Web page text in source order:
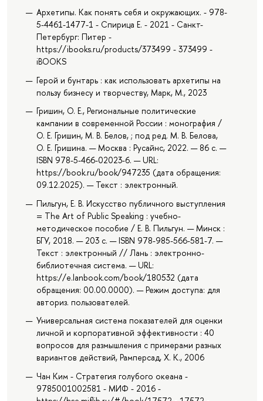
Архетипы. Как понять себя и окружающих. - 978-
5-4461-1477-1 - Спирица Е. - 2021 - Санкт-
Петербург: Питер -
https://ibooks.ru/products/373499 - 373499 -
iBOOKS
Герой и бунтарь : как использовать архетипы на
пользу бизнесу и творчеству, Марк, М., 2023
Гришин, О. Е., Региональные политические
кампании в современной России : монография /
О. Е. Гришин, М. В. Белов, ; под ред. М. В. Белова,
О. Е. Гришина. — Москва : Русайнс, 2022. — 86 с. —
ISBN 978-5-466-02023-6. — URL:
https://book.ru/book/947235 (дата обращения:
09.12.2025). — Текст : электронный.
Пильгун, Е. В. Искусство публичного выступления
= The Art of Public Speaking : учебно-
методическое пособие / Е. В. Пильгун. — Минск :
БГУ, 2018. — 203 с. — ISBN 978-985-566-581-7. —
Текст : электронный // Лань : электронно-
библиотечная система. — URL:
https://e.lanbook.com/book/180532 (дата
обращения: 00.00.0000). — Режим доступа: для
авториз. пользователей.
Универсальная система показателей для оценки
личной и корпоративной эффективности : 40
вопросов для размышления с примерами разных
вариантов действий, Рамперсад, Х. К., 2006
Чан Ким - Стратегия голубого океана -
9785001002581 - МИФ - 2016 -